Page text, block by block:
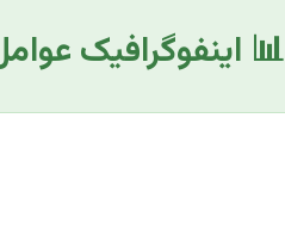
📊 اینفوگرافیک